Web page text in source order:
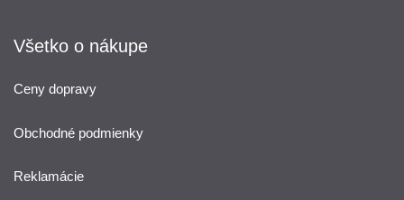
Všetko o nákupe
Ceny dopravy
Obchodné podmienky
Reklamácie